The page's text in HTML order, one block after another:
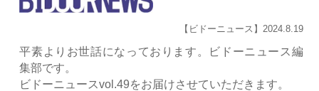
【ビドーニュース】2024.8.19
平素よりお世話になっております。ビドーニュース編
集部です。
ビドーニュースvol.49をお届けさせていただきます。